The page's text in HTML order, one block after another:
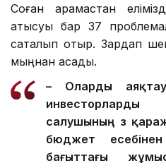
Соған қарамастан
қатысуы бар 37
сақталып отыр. Зардап
мыңнан асады.
– Оларды
салушының өз
бюджет
бағыттағы